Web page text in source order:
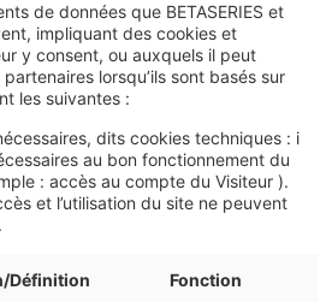
de données que BETASERIES et
impliquant des cookies et
y consent, ou auxquels il peut
lorsqu’ils sont basés sur
les suivantes :
dits cookies techniques : i
au bon fonctionnement du
: accès au compte du Visiteur ).
et l’utilisation du site ne peuvent
Définition Fonction